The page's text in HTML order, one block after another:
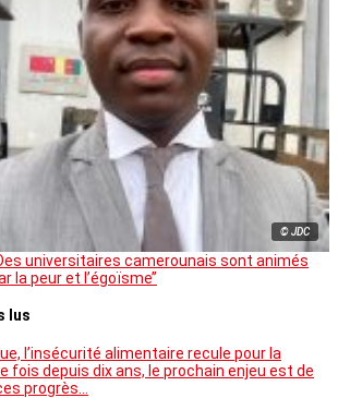
© JDC
universitaires camerounais sont animés
la peur et l’égoïsme’’
lus
l’insécurité alimentaire recule pour la
fois depuis dix ans, le prochain enjeu est de
progrès…